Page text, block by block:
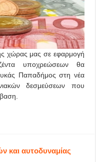
χώρας μας σε εφαρμογή
υποχρεώσεων θα
Παπαδήμος στη νέα
δεσμεύσεων που
και αυτοδυναμίας